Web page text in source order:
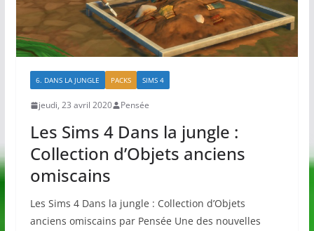
6. DANS LA JUNGLE PACKS SIMS 4
jeudi, 23 avril 2020 Pensée
Les Sims 4 Dans la jungle :
Collection d’Objets anciens
omiscains
Les Sims 4 Dans la jungle : Collection d’Objets
anciens omiscains par Pensée Une des nouvelles